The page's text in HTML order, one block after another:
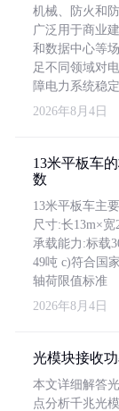
机械、防火和
广泛用于商业
和数据中心等
足不同领域对
障电力系统稳定
2026年8月4日
13米平板车
数
13米平板车主
尺寸:长13m×宽
承载能力:标载
49吨 c)符合国
轴荷限值标准
2026年8月4日
光模块接收
本文详细解答
点分析千兆光